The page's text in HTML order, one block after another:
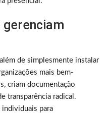
gerenciam
de simplesmente instalar
mais bem-
criam documentação
transparência radical.
individuais para